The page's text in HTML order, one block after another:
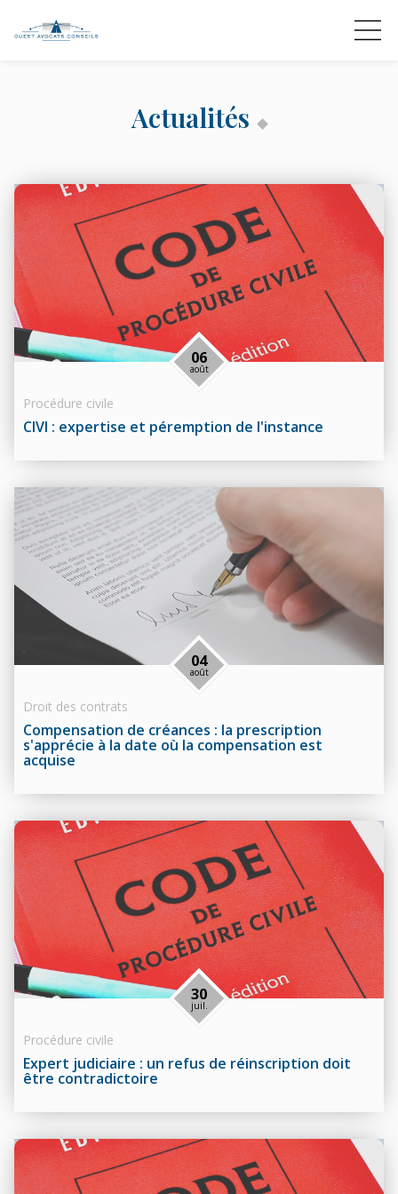
Actualités
CIVI : expertise et péremption de l'instance
06
août
Procédure civile
Compensation de créances : la prescription
s'apprécie à la date où la compensation est
acquise
04
août
Droit des contrats
Expert judiciaire : un refus de réinscription doit
être contradictoire
30
juil.
Procédure civile